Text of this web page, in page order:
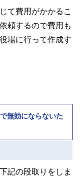
て費用がかかるこ
頼するので費用も
場に行って作成す
無効にならないた
記の段取りをしま